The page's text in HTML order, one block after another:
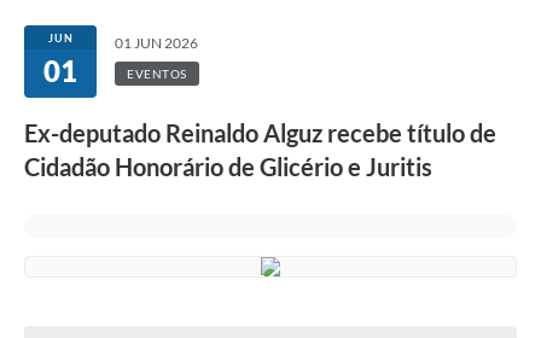
JUN
01
01 JUN 2026
EVENTOS
Ex-deputado Reinaldo Alguz recebe título de
Cidadão Honorário de Glicério e Juritis